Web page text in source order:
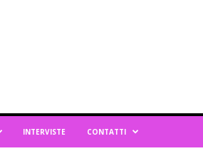
INTERVISTE CONTATTI